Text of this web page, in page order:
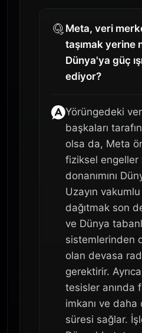
Meta, veri
taşımak yerine
Dünya'ya güç
ediyor?
Yörüngedeki
başkaları
olsa da, Meta
fiziksel engeller
donanımını
Uzayın vakumlu
dağıtmak son
ve Dünya
sistemlerinden
olan devasa
gerektirir.
tesisler anında
imkanı ve
süresi sağlar.